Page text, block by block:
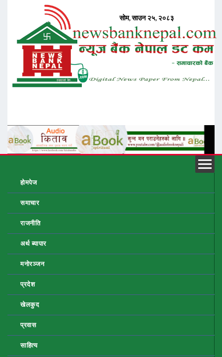
होमपेज
समाचार
राजनीति
अर्थ ब्यापार
मनोरञ्जन
प्रदेश
खेलकुद
प्रवास
साहित्य